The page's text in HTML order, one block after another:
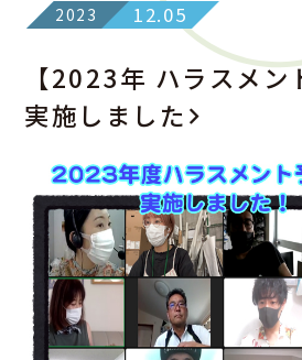
2023 12.05
【2023年 ハラスメ
実施しました